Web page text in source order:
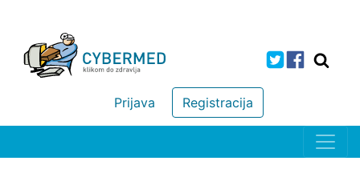
Registracija
Prijava